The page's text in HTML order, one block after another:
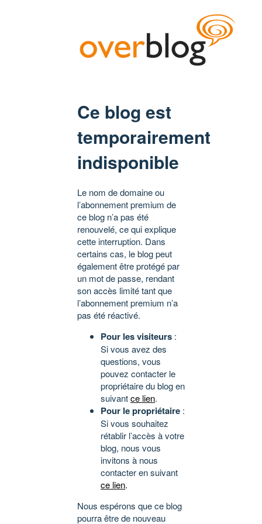
Ce blog est
temporairement
indisponible
Le nom de domaine ou
l’abonnement premium de
ce blog n’a pas été
renouvelé, ce qui explique
cette interruption. Dans
certains cas, le blog peut
également être protégé par
un mot de passe, rendant
son accès limité tant que
l’abonnement premium n’a
pas été réactivé.
Pour les visiteurs :
Si vous avez des
questions, vous
pouvez contacter le
propriétaire du blog en
suivantce lien.
Pour le propriétaire :
Si vous souhaitez
rétablir l’accès à votre
blog, nous vous
invitons à nous
contacter en suivant
ce lien.
Nous espérons que ce blog
pourra être de nouveau